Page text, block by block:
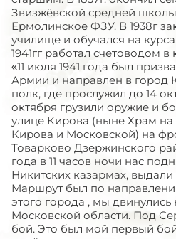
Звизжёвской средней
Ермолинское ФЗУ. В 1938г
училище и обучался на
1941гг работал счетоводом
«11 июля 1941 года был
Армии и направлен в город
полк, где прослужил до 14
октября грузили оружие и
улице Кирова (ныне Храм на
Кирова и Московской) на
Товарково Дзержинского
года в 11 часов ночи нас
Никитских казармах,
Маршрут был по
этого города , мы двинулись
Московской области. Под
бой. Это был мой первый